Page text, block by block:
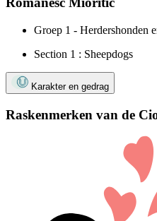
Groep 1 - Herdershonden
Section 1 : Sheepdogs
Karakter en gedrag
Raskenmerken van de